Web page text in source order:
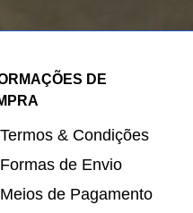
DE
Termos & Condições
Formas de Envio
Meios de Pagamento